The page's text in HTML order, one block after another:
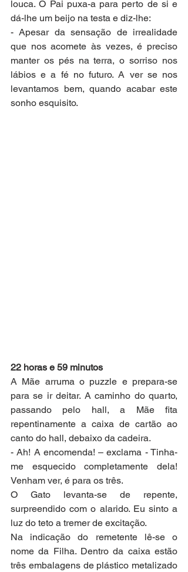
louca. O Pai puxa-a para perto de si e
dá-lhe um beijo na testa e diz-lhe:
- Apesar da sensação de irrealidade
que nos acomete às vezes, é preciso
manter os pés na terra, o sorriso nos
lábios e a fé no futuro. A ver se nos
levantamos bem, quando acabar este
sonho esquisito.
22 horas e 59 minutos
A Mãe arruma o puzzle e prepara-se
para se ir deitar. A caminho do quarto,
passando pelo hall, a Mãe fita
repentinamente a caixa de cartão ao
canto do hall, debaixo da cadeira.
- Ah! A encomenda! – exclama - Tinha-
me esquecido completamente dela!
Venham ver, é para os três.
O Gato levanta-se de repente,
surpreendido com o alarido. Eu sinto a
luz do teto a tremer de excitação.
Na indicação do remetente lê-se o
nome da Filha. Dentro da caixa estão
três embalagens de plástico metalizado